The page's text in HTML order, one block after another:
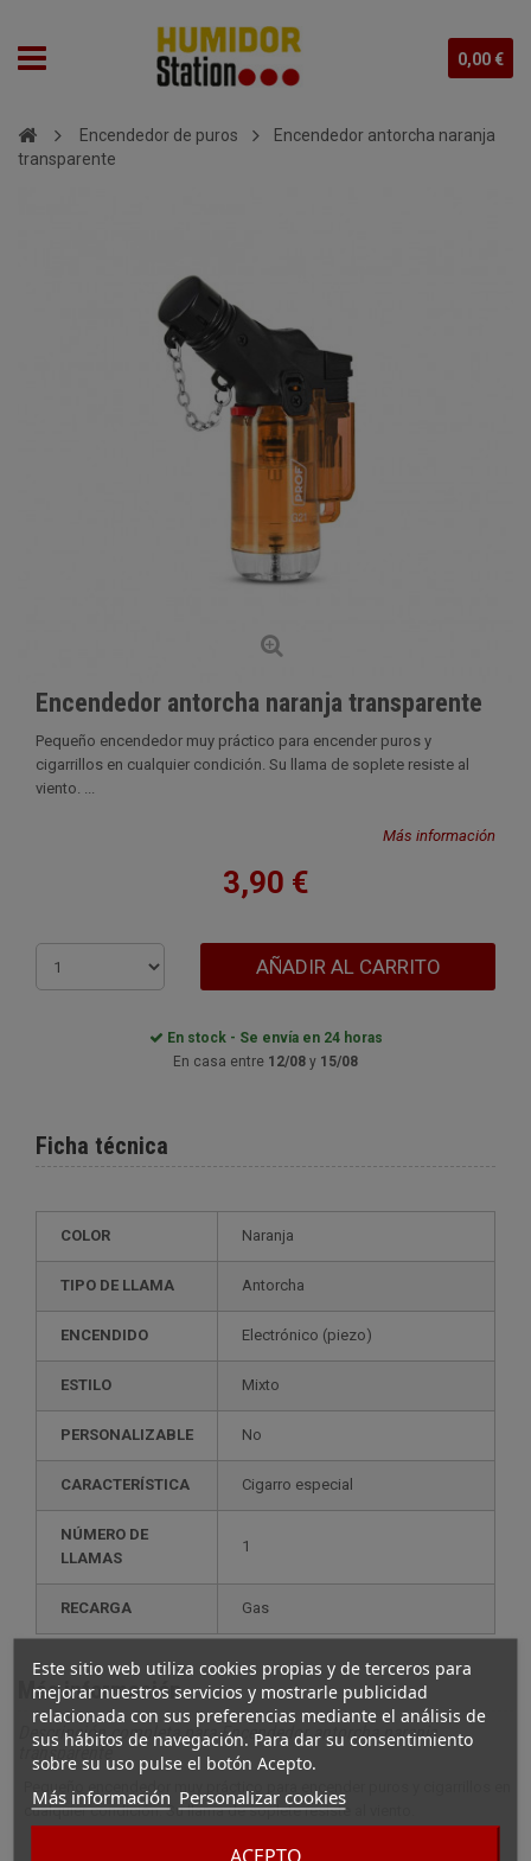
0,00 €
Este sitio web utiliza cookies propias y de terceros para
mejorar nuestros servicios y mostrarle publicidad
relacionada con sus preferencias mediante el análisis de
sus hábitos de navegación. Para dar su consentimiento
sobre su uso pulse el botón Acepto.
Más información Personalizar cookies
ACEPTO
Encendedor de puros
Encendedor antorcha naranja
transparente
Encendedor antorcha naranja transparente
Pequeño encendedor muy práctico para encender puros y
cigarrillos en cualquier condición. Su llama de soplete resiste al
viento. ...
Más información
3,90 €
AÑADIR AL CARRITO
En stock - Se envía en 24 horas
En casa entre 12/08 y 15/08
Ficha técnica
COLOR Naranja
TIPO DE LLAMA Antorcha
ENCENDIDO electrónico (piezo)
ESTILO mixto
PERSONALIZABLE no
CARACTERÍSTICA cigarro especial
NÚMERO DE
LLAMAS
1
RECARGA gas
Más información
Descripción completa para Encendedor antorcha naranja
transparente
Pequeño encendedor muy práctico para encender puros y cigarrillos en
cualquier condición. Su llama de soplete resiste al viento.